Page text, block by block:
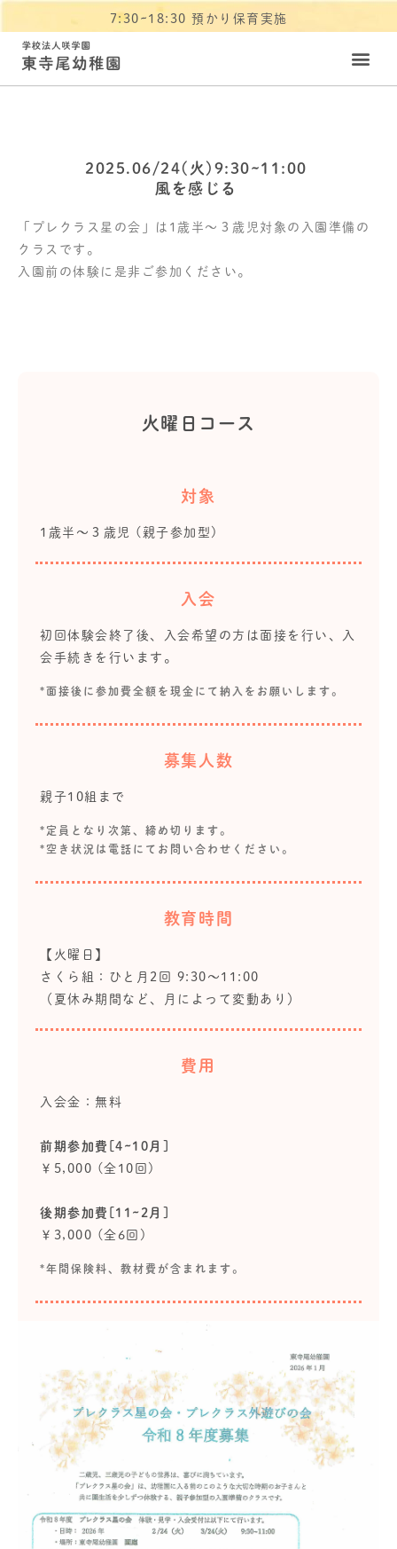
7:30~18:30 預かり保育実施
2025.06/24(火)9:30~11:00
風を感じる
「プレクラス星の会」は1歳半～３歳児対象の入園準備の
クラスです。
入園前の体験に是非ご参加ください。
火曜日コース
対象
1歳半～３歳児 (親子参加型)
入会
初回体験会終了後、入会希望の方は面接を行い、入
会手続きを行います。
*面接後に参加費全額を現金にて納入をお願いします。
募集人数
親子10組まで
*定員となり次第、締め切ります。
*空き状況は電話にてお問い合わせください。
教育時間
【火曜日】
さくら組：ひと月2回 9:30～11:00
（夏休み期間など、月によって変動あり）
費用
入会金：無料
前期参加費[4~10月]
￥5,000 (全10回)
後期参加費[11~2月]
￥3,000 (全6回)
*年間保険料、教材費が含まれます。